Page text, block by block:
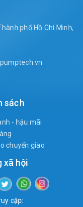
phố Hồ Chí Minh,
sách
- hậu mãi
chuyển giao
xã hội
cập: